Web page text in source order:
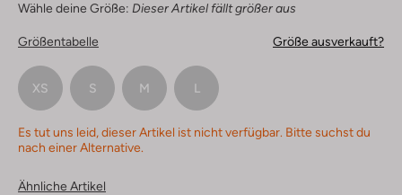
Wähle deine Größe: Dieser Artikel fällt größer aus
Größentabelle Größe ausverkauft?
XS S M L
Es tut uns leid, dieser Artikel ist nicht verfügbar. Bitte suchst du
nach einer Alternative.
Ähnliche Artikel